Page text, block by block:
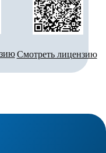
Смотреть лицензию